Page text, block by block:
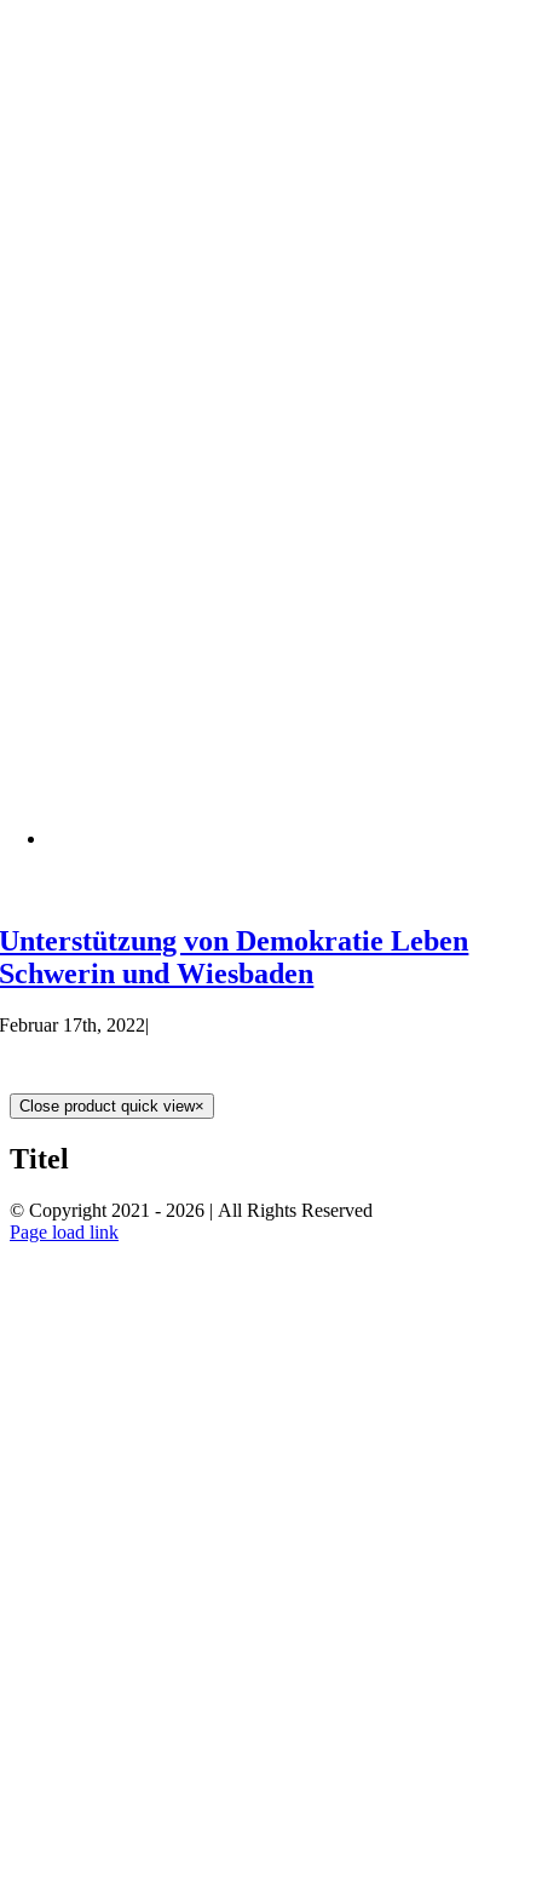
Unterstützung von Demokratie Leben
Schwerin und Wiesbaden
Februar 17th, 2022|
Close product quick view×
Titel
© Copyright 2021 - 2026 | All Rights Reserved
Page load link